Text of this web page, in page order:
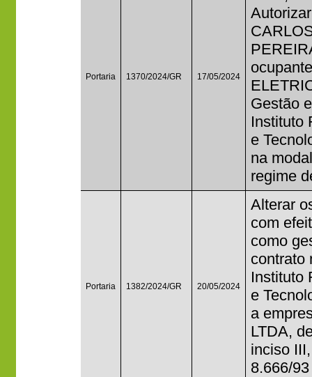
Portaria 1370/2024/GR 17/05/2024
Gestão
Instituto
e
na
regime
Portaria 1382/2024/GR 20/05/2024
Alterar
com
como
contrato
Instituto
e
a
LTDA,
inciso
8.666/93